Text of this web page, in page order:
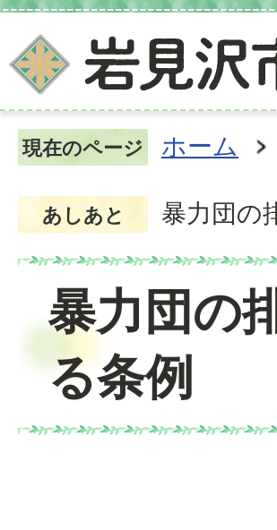
現在のページ ホーム
あしあと 暴力団の
暴力団の
る条例